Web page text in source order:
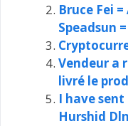
Bruce Fei
Speadsun
Vendeur a
livré le
I have
Hurshid